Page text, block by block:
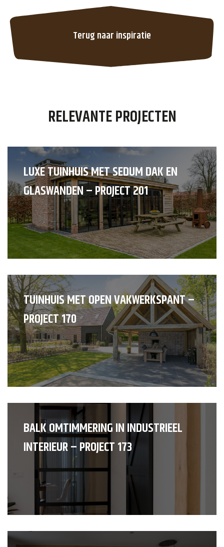
Terug naar inspiratie
RELEVANTE PROJECTEN
LUXE TUINHUIS MET SEDUM DAK EN
GLASWANDEN – PROJECT 201
TUINHUIS MET OPEN VAKWERKSPANT –
PROJECT 170
BALK OMTIMMERING IN INDUSTRIEEL
INTERIEUR – PROJECT 173